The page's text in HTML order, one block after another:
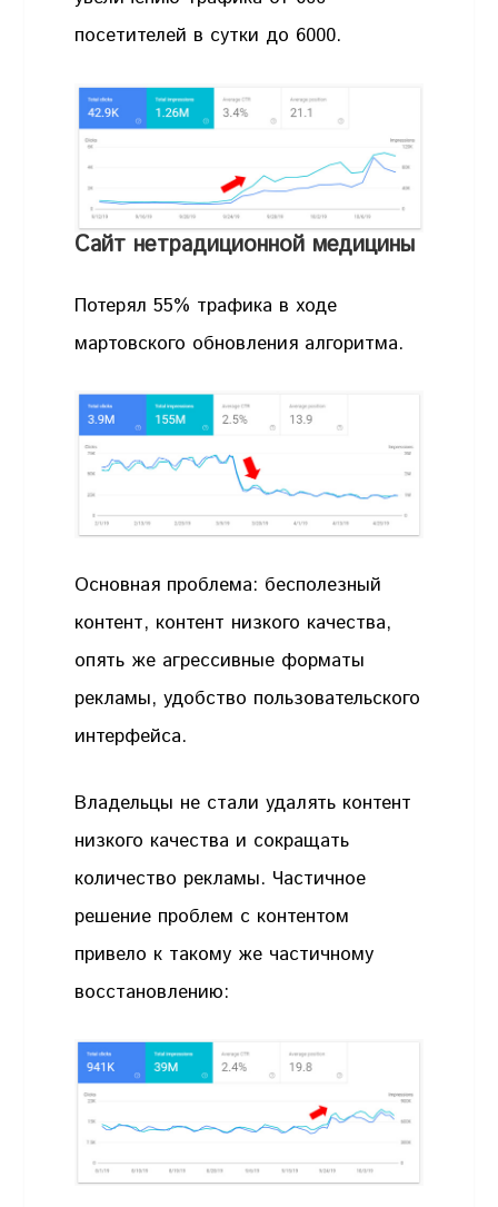
посетителей в сутки до 6000.
Сайт нетрадиционной медицины
Потерял 55% трафика в ходе
мартовского обновления алгоритма.
Основная проблема: бесполезный
контент, контент низкого качества,
опять же агрессивные форматы
рекламы, удобство пользовательского
интерфейса.
Владельцы не стали удалять контент
низкого качества и сокращать
количество рекламы. Частичное
решение проблем с контентом
привело к такому же частичному
восстановлению: